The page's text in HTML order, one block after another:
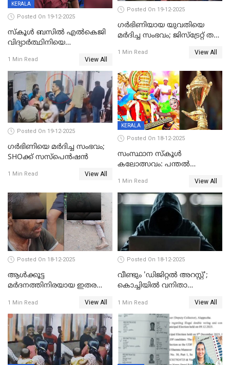
KERALA
Posted On 19-12-2025
സ്കൂൾ ബസിൽ എൽകെജി
വിദ്യാര്‍ത്ഥിനിയെ
ക്ലീനര്‍ പിടിയിൽ
1 Min Read View All
Posted On 19-12-2025
ഗര്‍ഭിണിയായ യുവതിയെ
മര്‍ദിച്ച സംഭവം; ജിസ്‌ട്രേറ്റ് തല
യുവതി
1 Min Read View All
Posted On 19-12-2025
ഗര്‍ഭിണിയെ മർദിച്ച സംഭവം;
SHOക്ക് സസ്പെൻഷൻ
1 Min Read View All
KERALA
Posted On 18-12-2025
സംസ്ഥാന സ്കൂൾ
കലോത്സവം: പന്തൽ
1 Min Read View All
Posted On 18-12-2025
ആൾക്കൂട്ട
മർദനത്തിനിരയായ ഇതര
നടുക്കുന്ന സംഭവം
വാളയാറിൽ
1 Min Read View All
Posted On 18-12-2025
വീണ്ടും 'ഡിജിറ്റല്‍ അറസ്റ്റ്';
കൊച്ചിയില്‍ വനിതാ
കോടി രൂപ
1 Min Read View All